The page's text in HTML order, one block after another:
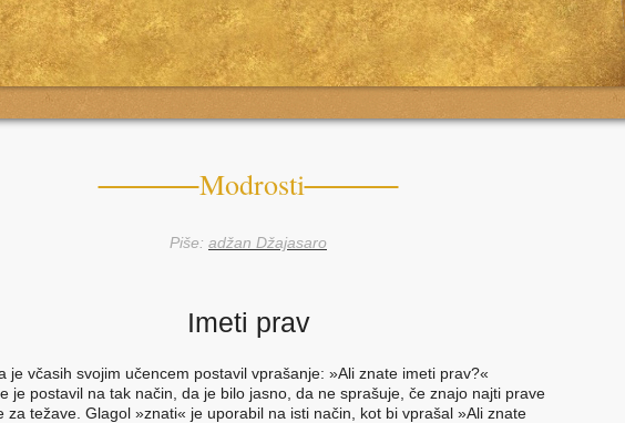
Modrosti
Piše: adžan Džajasaro
Imeti prav
je včasih svojim učencem postavil vprašanje: »Ali znate imeti prav?«
je postavil na tak način, da je bilo jasno, da ne sprašuje, če znajo najti prave
za težave. Glagol »znati« je uporabil na isti način, kot bi vprašal »Ali znate